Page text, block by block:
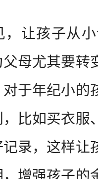
，让孩子从
母尤其要转
于年纪小的
，比如买衣
录，这样让
增强孩子的